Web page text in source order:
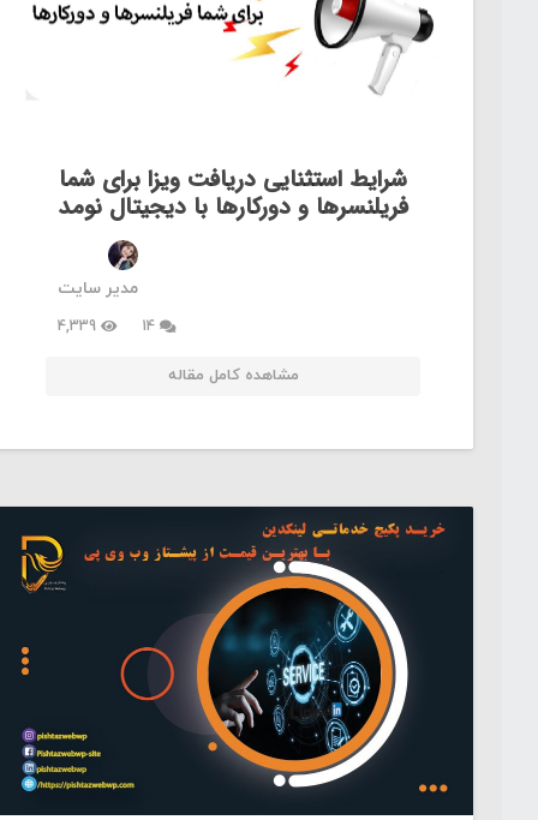
شرایط استثنایی دریافت ویزا برای شما
فریلنسرها و دورکارها با دیجیتال نومد
مدیر سایت
14 دیدگاه 4,339
مشاهده کامل مقاله